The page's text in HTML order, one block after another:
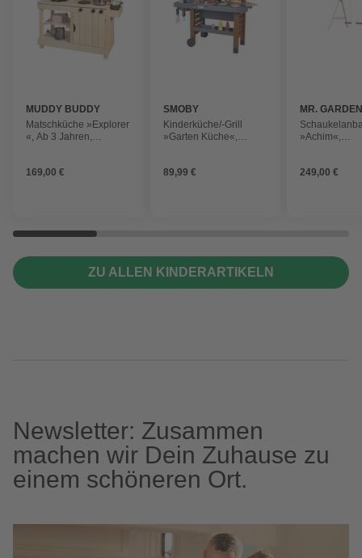
MUDDY BUDDY
Matschküche »Explorer
«, Ab 3 Jahren,
169,00 €
SMOBY
Kinderküche/-Grill
»Garten Küche«,
89,99 €
MR.
»Achim«,
249,00 €
ZU ALLEN KINDERARTIKELN
Newsletter: Zusammen
machen wir Dein Zuhause zu
einem schöneren Ort.